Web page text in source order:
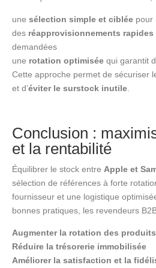
une sélection simple et ciblée pour
des réapprovisionnements rapides
demandées
une rotation optimisée qui garantit
Cette approche permet de sécuriser
et d’éviter le surstock inutile
Conclusion :
et la rentabilité
Équilibrer le stock entre Apple et
sélection de références à forte
fournisseur et une logistique
bonnes pratiques, les revendeurs
Augmenter la rotation des
Réduire la trésorerie immobilisée
Améliorer la satisfaction et la